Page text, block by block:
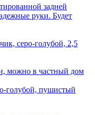
задней
руки. Будет
серо-голубой, 2,5
можно в частный дом
голубой, пушистый